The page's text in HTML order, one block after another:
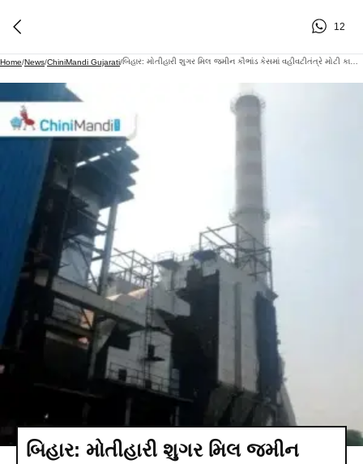
12
Home/News/ChiniMandi Gujarati/
બિહાર: મોતીહારી શુગર મિલ જમીન